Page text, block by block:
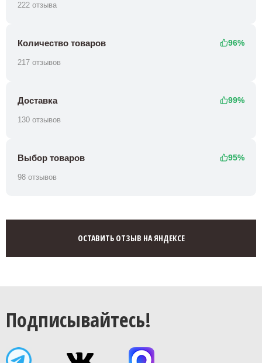
222 отзыва
Количество товаров 96%
217 отзывов
Доставка 99%
130 отзывов
Выбор товаров 95%
98 отзывов
ОСТАВИТЬ ОТЗЫВ НА ЯНДЕКСЕ
Подписывайтесь!